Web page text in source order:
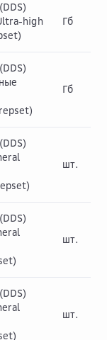
high
Гб
Гб
шт.
шт.
шт.